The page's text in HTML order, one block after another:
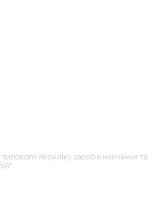
переліку засобів навчання та